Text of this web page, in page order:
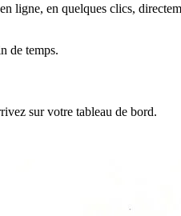
ligne, en quelques clics,
de temps.
sur votre tableau de bord.